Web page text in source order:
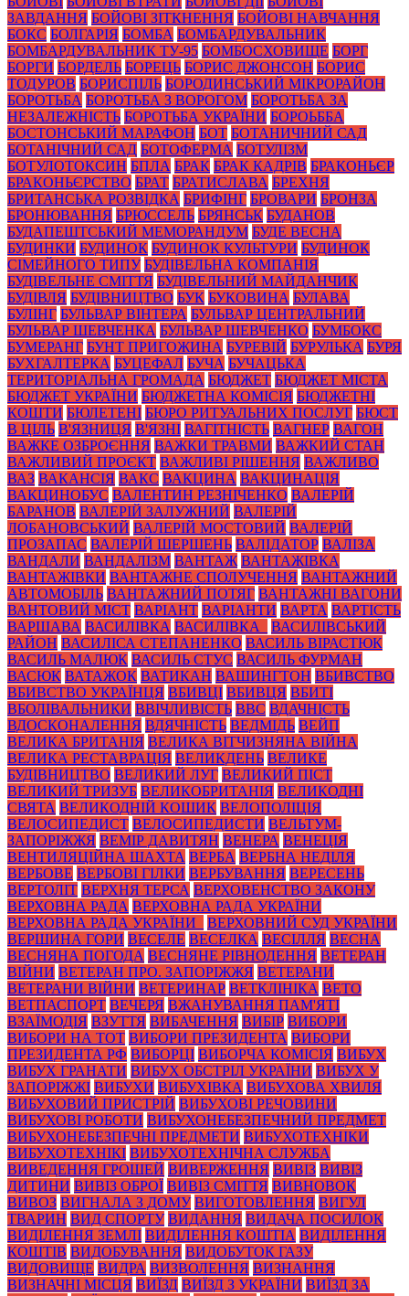
ЗАВДАННЯ БОЙОВІ ЗІТКНЕННЯ БОЙОВІ НАВЧАННЯ
БОКС БОЛГАРІЯ БОМБА БОМБАРДУВАЛЬНИК
БОМБАРДУВАЛЬНИК ТУ-95 БОМБОСХОВИЩЕ БОРГ
БОРГИ БОРДЕЛЬ БОРЕЦЬ БОРИС ДЖОНСОН БОРИС
ТОДУРОВ БОРИСПІЛЬ БОРОДИНСЬКИЙ МІКРОРАЙОН
БОРОТЬБА БОРОТЬБА З ВОРОГОМ БОРОТЬБА ЗА
НЕЗАЛЕЖНІСТЬ БОРОТЬБА УКРАЇНИ БОРОЬББА
БОСТОНСЬКИЙ МАРАФОН БОТ БОТАНИЧНИЙ САД
БОТАНІЧНИЙ САД БОТОФЕРМА БОТУЛІЗМ
БОТУЛОТОКСИН БПЛА БРАК БРАК КАДРІВ БРАКОНЬЄР
БРАКОНЬЄРСТВО БРАТ БРАТИСЛАВА БРЕХНЯ
БРИТАНСЬКА РОЗВІДКА БРИФІНГ БРОВАРИ БРОНЗА
БРОНЮВАННЯ БРЮССЕЛЬ БРЯНСЬК БУДАНОВ
БУДАПЕШТСЬКИЙ МЕМОРАНДУМ БУДЕ ВЕСНА
БУДИНКИ БУДИНОК БУДИНОК КУЛЬТУРИ БУДИНОК
СІМЕЙНОГО ТИПУ БУДІВЕЛЬНА КОМПАНІЯ
БУДІВЕЛЬНЕ СМІТТЯ БУДІВЕЛЬНИЙ МАЙДАНЧИК
БУДІВЛЯ БУДІВНИЦТВО БУК БУКОВИНА БУЛАВА
БУЛІНГ БУЛЬВАР ВІНТЕРА БУЛЬВАР ЦЕНТРАЛЬНИЙ
БУЛЬВАР ШЕВЧЕНКА БУЛЬВАР ШЕВЧЕНКО БУМБОКС
БУМЕРАНГ БУНТ ПРИГОЖИНА БУРЕВІЙ БУРУЛЬКА БУРЯ
БУХГАЛТЕРКА БУЦЕФАЛ БУЧА БУЧАЦЬКА
ТЕРИТОРІАЛЬНА ГРОМАДА БЮДЖЕТ БЮДЖЕТ МІСТА
БЮДЖЕТ УКРАЇНИ БЮДЖЕТНА КОМІСІЯ БЮДЖЕТНІ
КОШТИ БЮЛЕТЕНІ БЮРО РИТУАЛЬНИХ ПОСЛУГ БЮСТ
В ЦІЛЬ В'ЯЗНИЦЯ В'ЯЗНІ ВАГІТНІСТЬ ВАГНЕР ВАГОН
ВАЖКЕ ОЗБРОЄННЯ ВАЖКИ ТРАВМИ ВАЖКИЙ СТАН
ВАЖЛИВИЙ ПРОЄКТ ВАЖЛИВІ РІШЕННЯ ВАЖЛИВО
ВАЗ ВАКАНСІЯ ВАКС ВАКЦИНА ВАКЦИНАЦІЯ
ВАКЦИНОБУС ВАЛЕНТИН РЕЗНІЧЕНКО ВАЛЕРІЙ
БАРАНОВ ВАЛЕРІЙ ЗАЛУЖНИЙ ВАЛЕРІЙ
ЛОБАНОВСЬКИЙ ВАЛЕРІЙ МОСТОВИЙ ВАЛЕРІЙ
ПРОЗАПАС ВАЛЕРІЙ ШЕРШЕНЬ ВАЛІДАТОР ВАЛІЗА
ВАНДАЛИ ВАНДАЛІЗМ ВАНТАЖ ВАНТАЖІВКА
ВАНТАЖІВКИ ВАНТАЖНЕ СПОЛУЧЕННЯ ВАНТАЖНИЙ
АВТОМОБІЛЬ ВАНТАЖНИЙ ПОТЯГ ВАНТАЖНІ ВАГОНИ
ВАНТОВИЙ МІСТ ВАРІАНТ ВАРІАНТИ ВАРТА ВАРТІСТЬ
ВАРШАВА ВАСИЛІВКА ВАСИЛІВКА_
ВАСИЛІВСЬКИЙ
РАЙОН ВАСИЛІСА СТЕПАНЕНКО ВАСИЛЬ ВІРАСТЮК
ВАСИЛЬ МАЛЮК ВАСИЛЬ СТУС ВАСИЛЬ ФУРМАН
ВАСЮК ВАТАЖОК ВАТИКАН ВАШИНГТОН ВБИВСТВО
ВБИВСТВО УКРАЇНЦЯ ВБИВЦІ ВБИВЦЯ ВБИТІ
ВБОЛІВАЛЬНИКИ ВВІЧЛИВІСТЬ ВВС ВДАЧНІСТЬ
ВДОСКОНАЛЕННЯ ВДЯЧНІСТЬ ВЕДМІДЬ ВЕЙП
ВЕЛИКА БРИТАНІЯ ВЕЛИКА ВІТЧИЗНЯНА ВІЙНА
ВЕЛИКА РЕСТАВРАЦІЯ ВЕЛИКДЕНЬ ВЕЛИКЕ
БУДІВНИЦТВО ВЕЛИКИЙ ЛУГ ВЕЛИКИЙ ПІСТ
ВЕЛИКИЙ ТРИЗУБ ВЕЛИКОБРИТАНІЯ ВЕЛИКОДНІ
СВЯТА ВЕЛИКОДНІЙ КОШИК ВЕЛОПОЛІЦІЯ
ВЕЛОСИПЕДИСТ ВЕЛОСИПЕДИСТИ ВЕЛЬТУМ-
ЗАПОРІЖЖЯ ВЕМІР ДАВИТЯН ВЕНЕРА ВЕНЕЦІЯ
ВЕНТИЛЯЦІЙНА ШАХТА ВЕРБА ВЕРБНА НЕДІЛЯ
ВЕРБОВЕ ВЕРБОВІ ГІЛКИ ВЕРБУВАННЯ ВЕРЕСЕНЬ
ВЕРТОЛІТ ВЕРХНЯ ТЕРСА ВЕРХОВЕНСТВО ЗАКОНУ
ВЕРХОВНА РАДА ВЕРХОВНА РАДА УКРАЇНИ
ВЕРХОВНА РАДА УКРАЇНИ_
ВЕРХОВНИЙ СУД УКРАЇНИ
ВЕРШИНА ГОРИ ВЕСЕЛЕ ВЕСЕЛКА ВЕСІЛЛЯ ВЕСНА
ВЕСНЯНА ПОГОДА ВЕСНЯНЕ РІВНОДЕННЯ ВЕТЕРАН
ВІЙНИ ВЕТЕРАН ПРО. ЗАПОРІЖЖЯ ВЕТЕРАНИ
ВЕТЕРАНИ ВІЙНИ ВЕТЕРИНАР ВЕТКЛІНІКА ВЕТО
ВЕТПАСПОРТ ВЕЧЕРЯ ВЖАНУВАННЯ ПАМ'ЯТІ
ВЗАЇМОДІЯ ВЗУТТЯ ВИБАЧЕННЯ ВИБІР ВИБОРИ
ВИБОРИ НА ТОТ ВИБОРИ ПРЕЗИДЕНТА ВИБОРИ
ПРЕЗИДЕНТА РФ ВИБОРЦІ ВИБОРЧА КОМІСІЯ ВИБУХ
ВИБУХ ГРАНАТИ ВИБУХ ОБСТРІЛ УКРАЇНИ ВИБУХ У
ЗАПОРІЖЖІ ВИБУХИ ВИБУХІВКА ВИБУХОВА ХВИЛЯ
ВИБУХОВИЙ ПРИСТРІЙ ВИБУХОВІ РЕЧОВИНИ
ВИБУХОВІ РОБОТИ ВИБУХОНЕБЕЗПЕЧНИЙ ПРЕДМЕТ
ВИБУХОНЕБЕЗПЕЧНІ ПРЕДМЕТИ ВИБУХОТЕХНІКИ
ВИБУХОТЕХНІКІ ВИБУХОТЕХНІЧНА СЛУЖБА
ВИВЕДЕННЯ ГРОШЕЙ ВИВЕРЖЕННЯ ВИВІЗ ВИВІЗ
ДИТИНИ ВИВІЗ ОБРОЇ ВИВІЗ СМІТТЯ ВИВНОВОК
ВИВОЗ ВИГНАЛА З ДОМУ ВИГОТОВЛЕННЯ ВИГУЛ
ТВАРИН ВИД СПОРТУ ВИДАННЯ ВИДАЧА ПОСИЛОК
ВИДІЛЕННЯ ЗЕМЛІ ВИДІЛЕННЯ КОШТІА ВИДІЛЕННЯ
КОШТІВ ВИДОБУВАННЯ ВИДОБУТОК ГАЗУ
ВИДОВИЩЕ ВИДРА ВИЗВОЛЕННЯ ВИЗНАННЯ
ВИЗНАЧНІ МІСЦЯ ВИЇЗД ВИЇЗД З УКРАЇНИ ВИЇЗД ЗА